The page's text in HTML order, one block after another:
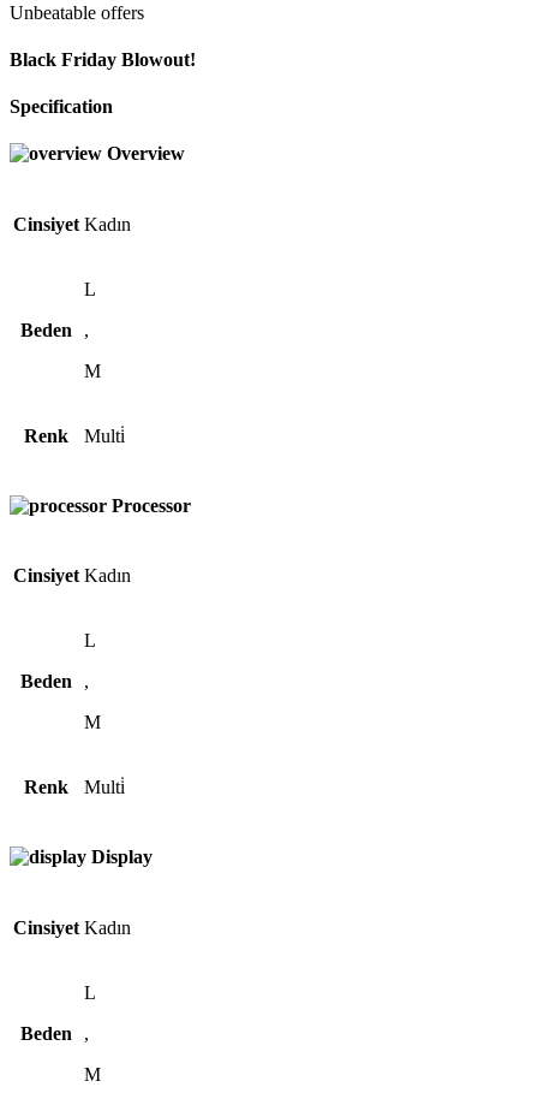
Unbeatable offers
Black Friday Blowout!
Specification
Overview
Cinsiyet Kadın
Beden
L
,
M
Renk Multi̇
Processor
Cinsiyet Kadın
Beden
L
,
M
Renk Multi̇
Display
Cinsiyet Kadın
Beden
L
,
M